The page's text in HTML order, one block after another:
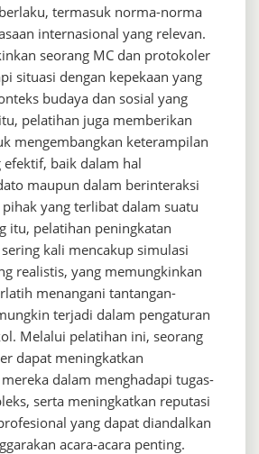
termasuk norma-norma
internasional yang relevan.
seorang MC dan protokoler
situasi dengan kepekaan yang
budaya dan sosial yang
pelatihan juga memberikan
mengembangkan keterampilan
baik dalam hal
maupun dalam berinteraksi
yang terlibat dalam suatu
itu, pelatihan peningkatan
kali mencakup simulasi
realistis, yang memungkinkan
menangani tantangan-
terjadi dalam pengaturan
Melalui pelatihan ini, seorang
dapat meningkatkan
dalam menghadapi tugas-
serta meningkatkan reputasi
yang dapat diandalkan
acara-acara penting.